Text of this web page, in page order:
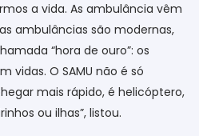
a vida. As ambulância vêm
ambulâncias são modernas,
“hora de ouro”: os
vidas. O SAMU não é só
mais rápido, é helicóptero,
ou ilhas”, listou.